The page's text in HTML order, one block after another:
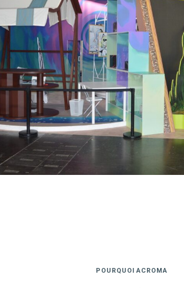
POURQUOI ACROMA